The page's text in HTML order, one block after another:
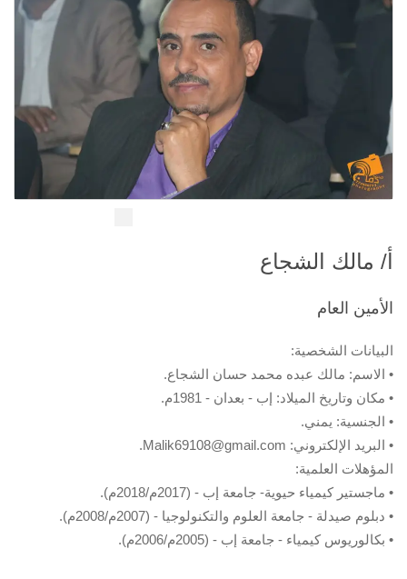
أ/ مالك الشجاع
الأمين العام
البيانات الشخصية:
• الاسم: مالك عبده محمد حسان الشجاع.
• مكان وتاريخ الميلاد: إب - بعدان - 1981م.
• الجنسية: يمني.
• البريد الإلكتروني: Malik69108@gmail.com.
المؤهلات العلمية:
• ماجستير كيمياء حيوية- جامعة إب - (2017م/2018م).
• دبلوم صيدلة - جامعة العلوم والتكنولوجيا - (2007م/2008م).
• بكالوريوس كيمياء - جامعة إب - (2005م/2006م).